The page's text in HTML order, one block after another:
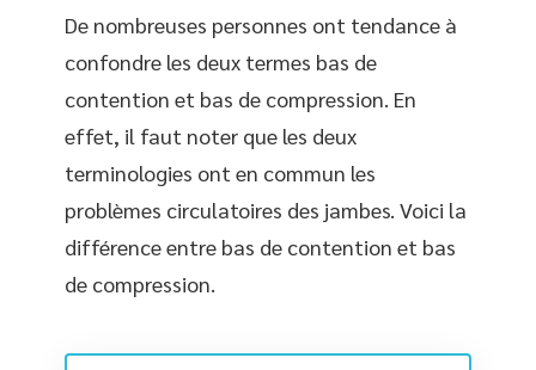
De nombreuses personnes ont tendance à
confondre les deux termes bas de
contention et bas de compression. En
effet, il faut noter que les deux
terminologies ont en commun les
problèmes circulatoires des jambes. Voici la
différence entre bas de contention et bas
de compression.